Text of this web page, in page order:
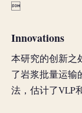

Innovations
本研究的创新之
了岩浆批量运输
法，估计了VLP